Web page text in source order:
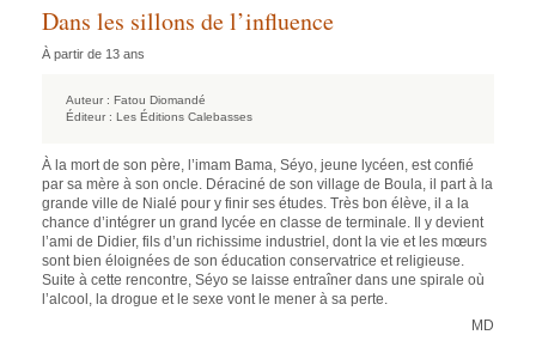
Dans les sillons de l’influence
À partir de 13 ans
Auteur : Fatou Diomandé
Éditeur : Les Éditions Calebasses
À la mort de son père, l’imam Bama, Séyo, jeune lycéen, est confié
par sa mère à son oncle. Déraciné de son village de Boula, il part à la
grande ville de Nialé pour y finir ses études. Très bon élève, il a la
chance d’intégrer un grand lycée en classe de terminale. Il y devient
l’ami de Didier, fils d’un richissime industriel, dont la vie et les mœurs
sont bien éloignées de son éducation conservatrice et religieuse.
Suite à cette rencontre, Séyo se laisse entraîner dans une spirale où
l’alcool, la drogue et le sexe vont le mener à sa perte.
MD